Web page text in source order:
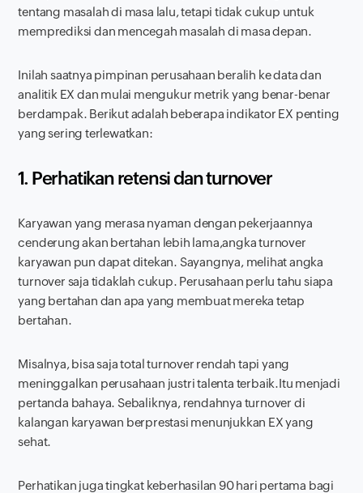
tentang masalah di masa lalu, tetapi tidak cukup untuk
memprediksi dan mencegah masalah di masa depan.
Inilah saatnya pimpinan perusahaan beralih ke data dan
analitik EX dan mulai mengukur metrik yang benar-benar
berdampak. Berikut adalah beberapa indikator EX penting
yang sering terlewatkan:
1. Perhatikan retensi danturnover
Karyawan yang merasa nyaman dengan pekerjaannya
cenderung akan bertahan lebih lama,angkaturnover
karyawan pun dapat ditekan. Sayangnya, melihat angka
turnover saja tidaklah cukup. Perusahaan perlu tahu siapa
yang bertahan dan apa yang membuat mereka tetap
bertahan.
Misalnya, bisa saja totalturnover rendah tapi yang
meninggalkan perusahaan justri talenta terbaik.Itu menjadi
pertanda bahaya. Sebaliknya, rendahnya turnover di
kalangan karyawan berprestasi menunjukkan EX yang
sehat.
Perhatikan juga tingkat keberhasilan 90 hari pertama bagi